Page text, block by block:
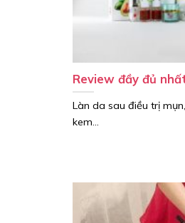
Review đầy đủ
Làn da sau điều trị
kem...